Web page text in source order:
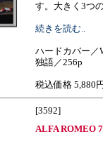
す。大きく3つ
続きを読む..
ハードカバー／
独語／256p
税込価格 5,880
[3592]
ALFA ROMEO